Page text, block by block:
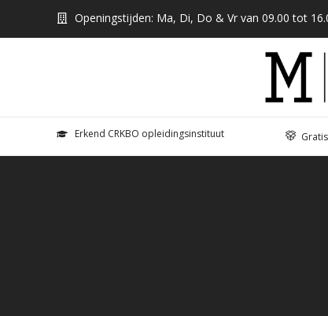
Openingstijden: Ma, Di, Do & Vr van 09.00 tot
Erkend CRKBO opleidingsinstituut